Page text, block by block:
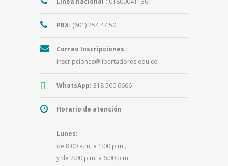
PBX: (601) 254 47 50
Correo Inscripciones :
inscripciones@libertadores.edu.co
WhatsApp: 318 500 6666
Horario de atención
Lunes:
de 8:00 a.m. a 1:00 p.m.,
y de 2:00 p.m. a 6:00 p.m.